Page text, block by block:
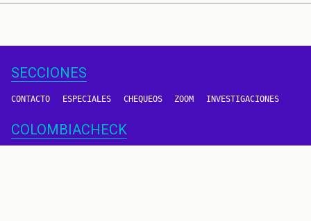
SECCIONES
CONTACTO ESPECIALES CHEQUEOS ZOOM INVESTIGACIONES
COLOMBIACHECK